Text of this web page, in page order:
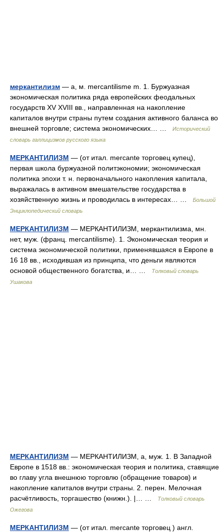
меркантилизм — а, м. mercantilisme m. 1. Буржуазная
экономическая политика ряда европейских феодальных
государств XV XVIII вв., направленная на накопление
капиталов внутри страны путем создания активного баланса во
внешней торговле; система экономических… …
Исторический
словарь галлицизмов русского языка
МЕРКАНТИЛИЗМ — (от итал. mercante торговец купец),
первая школа буржуазной политэкономии; экономическая
политика эпохи т. н. первоначального накопления капитала,
выражалась в активном вмешательстве государства в
хозяйственную жизнь и проводилась в интересах… …
Большой
Энциклопедический словарь
МЕРКАНТИЛИЗМ — МЕРКАНТИЛИЗМ, меркантилизма, мн.
нет, муж. (франц. mercantilisme). 1. Экономическая теория и
система экономической политики, применявшаяся в Европе в
16 18 вв., исходившая из принципа, что деньги являются
основой общественного богатства, и… …
Толковый словарь
Ушакова
МЕРКАНТИЛИЗМ — МЕРКАНТИЛИЗМ, а, муж. 1. В Западной
Европе в 1518 вв.: экономическая теория и политика, ставящие
во главу угла внешнюю торговлю (обращение товаров) и
накопление капиталов внутри страны. 2. перен. Мелочная
расчётливость, торгашество (книжн.). |… …
Толковый словарь
Ожегова
МЕРКАНТИЛИЗМ — (от итал. mercante торговец ) англ.